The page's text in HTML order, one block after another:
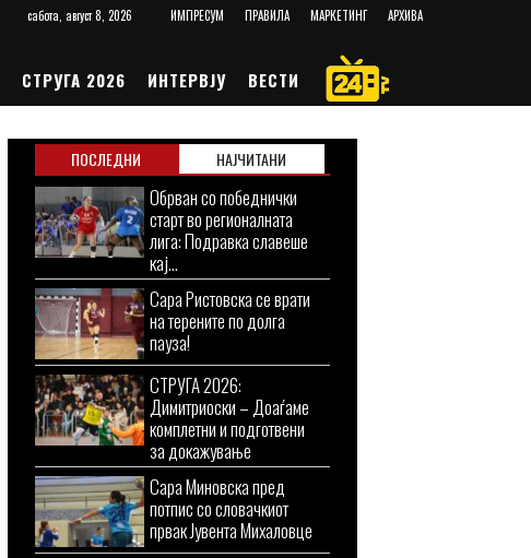
сабота, август 8, 2026 ИМПРЕСУМ ПРАВИЛА МАРКЕТИНГ АРХИВА
СТРУГА 2026 ИНТЕРВЈУ ВЕСТИ
ПОСЛЕДНИ НАЈЧИТАНИ
Обрван со победнички
старт во регионалната
лига: Подравка славеше
кај...
Сара Ристовска се врати
на терените по долга
пауза!
СТРУГА 2026:
Димитриоски – Доаѓаме
комплетни и подготвени
за докажување
Сара Миновска пред
потпис со словачкиот
првак Јувента Михаловце